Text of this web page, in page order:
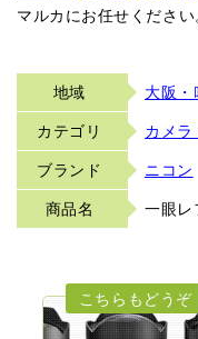
マルカにお任せください
地域 大阪・
カテゴリ カメラ
ブランド ニコン
商品名 一眼